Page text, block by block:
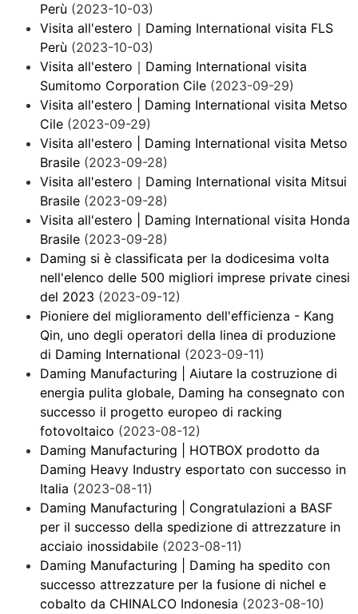
Perù (2023-10-03)
Visita all'estero｜Daming International visita FLS
Perù (2023-10-03)
Visita all'estero｜Daming International visita
Sumitomo Corporation Cile (2023-09-29)
Visita all'estero | Daming International visita Metso
Cile (2023-09-29)
Visita all'estero | Daming International visita Metso
Brasile (2023-09-28)
Visita all'estero｜Daming International visita Mitsui
Brasile (2023-09-28)
Visita all'estero | Daming International visita Honda
Brasile (2023-09-28)
Daming si è classificata per la dodicesima volta
nell'elenco delle 500 migliori imprese private cinesi
del 2023 (2023-09-12)
Pioniere del miglioramento dell'efficienza - Kang
Qin, uno degli operatori della linea di produzione
di Daming International (2023-09-11)
Daming Manufacturing | Aiutare la costruzione di
energia pulita globale, Daming ha consegnato con
successo il progetto europeo di racking
fotovoltaico (2023-08-12)
Daming Manufacturing | HOTBOX prodotto da
Daming Heavy Industry esportato con successo in
Italia (2023-08-11)
Daming Manufacturing | Congratulazioni a BASF
per il successo della spedizione di attrezzature in
acciaio inossidabile (2023-08-11)
Daming Manufacturing | Daming ha spedito con
successo attrezzature per la fusione di nichel e
cobalto da CHINALCO Indonesia (2023-08-10)